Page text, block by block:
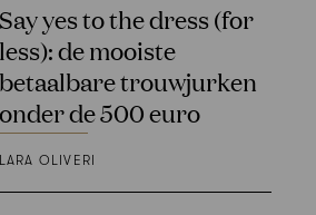
Say yes to the dress (for
less): de mooiste
betaalbare trouwjurken
onder de 500 euro
LARA OLIVERI